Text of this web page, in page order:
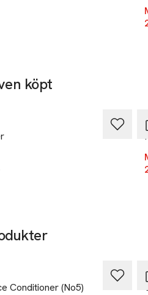
30 dagar
köpt
30 dagar
Conditioner (No5)